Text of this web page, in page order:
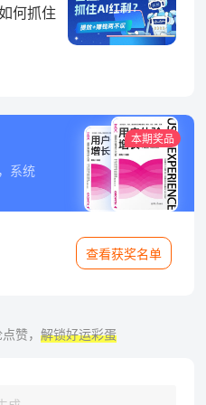
何抓住
系统
本期奖品
查看获奖名单
赞，解锁好运彩蛋